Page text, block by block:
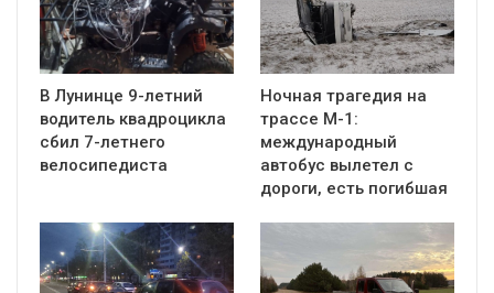
В Лунинце 9-летний
водитель квадроцикла
сбил 7-летнего
велосипедиста
Ночная трагедия на
трассе М-1:
международный
автобус вылетел с
дороги, есть погибшая